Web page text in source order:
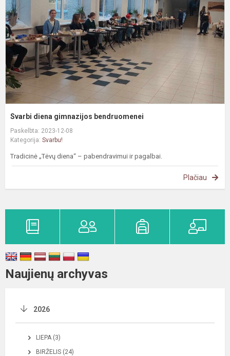
Svarbi diena gimnazijos bendruomenei
Paskelbta: 2023-12-08
Kategorija: Svarbu!
Tradicinė „Tėvų diena“ – pabendravimui ir pagalbai.
Plačiau
Naujienų archyvas
2026
LIEPA (3)
BIRŽELIS (24)